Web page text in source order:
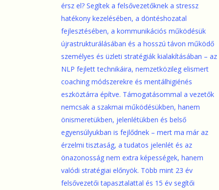
érsz el? Segítek a felsővezetőknek a stressz
hatékony kezelésében, a döntéshozatal
fejlesztésében, a kommunikációs működésük
újrastrukturálásában és a hosszú távon működő
személyes és üzleti stratégiák kialakításában – az
NLP fejlett technikáira, nemzetközileg elismert
coaching módszerekre és mentálhigiénés
eszköztárra építve. Támogatásommal a vezetők
nemcsak a szakmai működésükben, hanem
önismeretükben, jelenlétükben és belső
egyensúlyukban is fejlődnek – mert ma már az
érzelmi tisztaság, a tudatos jelenlét és az
önazonosság nem extra képességek, hanem
valódi stratégiai előnyök. Több mint 23 év
felsővezetői tapasztalattal és 15 év segítői